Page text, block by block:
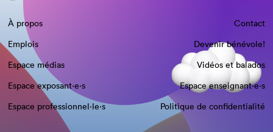
À propos
Contact
Emplois
Devenir bénévole!
Espace médias
Vidéos et balados
Espace exposant·e⋅s
Espace enseignant·e⋅s
Espace professionnel·le⋅s
Politique de confidentialité